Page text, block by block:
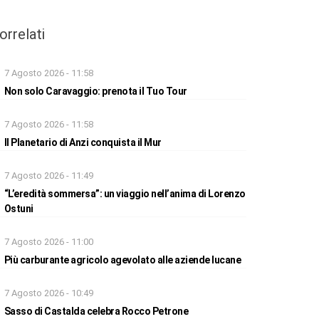
7 Agosto 2026 - 11:58
Non solo Caravaggio: prenota il Tuo Tour
7 Agosto 2026 - 11:58
Il Planetario di Anzi conquista il Mur
7 Agosto 2026 - 11:49
“L’eredità sommersa”: un viaggio nell’anima di Lorenzo
Ostuni
7 Agosto 2026 - 11:00
Più carburante agricolo agevolato alle aziende lucane
7 Agosto 2026 - 10:49
Sasso di Castalda celebra Rocco Petrone